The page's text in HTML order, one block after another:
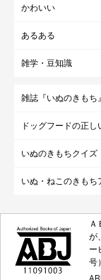
かわいい
あるある
雑学・豆知識
雑誌『いぬのきもち』
ドッグフードの正し
いぬのきもちクイズ
いぬ・ねこのきもち
Ａ
が
ー
号